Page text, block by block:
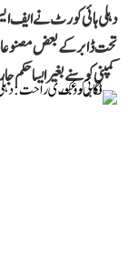
دہلی ہائی کورٹ نے
تحت ڈابر کے بعض
کمپنی کو سنے بغیر ایسا حکم